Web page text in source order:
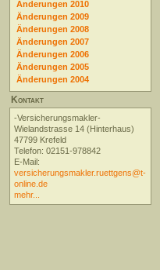
Änderungen 2010
Änderungen 2009
Änderungen 2008
Änderungen 2007
Änderungen 2006
Änderungen 2005
Änderungen 2004
Kontakt
-Versicherungsmakler-
Wielandstrasse 14 (Hinterhaus)
47799 Krefeld
Telefon: 02151-978842
E-Mail:
versicherungsmakler.ruettgens@t-
online.de
mehr...